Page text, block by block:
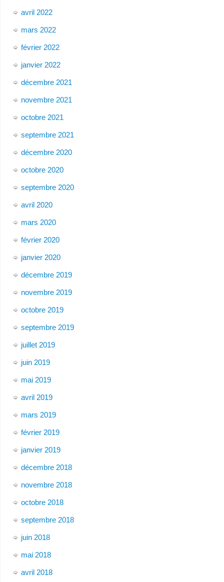
avril 2022
mars 2022
février 2022
janvier 2022
décembre 2021
novembre 2021
octobre 2021
septembre 2021
décembre 2020
octobre 2020
septembre 2020
avril 2020
mars 2020
février 2020
janvier 2020
décembre 2019
novembre 2019
octobre 2019
septembre 2019
juillet 2019
juin 2019
mai 2019
avril 2019
mars 2019
février 2019
janvier 2019
décembre 2018
novembre 2018
octobre 2018
septembre 2018
juin 2018
mai 2018
avril 2018